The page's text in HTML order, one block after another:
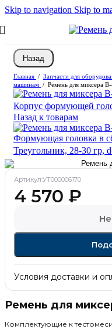
Skip to navigation Skip to
Назад
Главная / Запчасти для
машинам / Ремень для миксера
Корпус формующей
Назад к товарам
Формующая головка в
Треугольник, 28-30 гр,
Ремень для
Комплектующие к
Артикул:УТ000006170
4 570 ₽
Условия доставки и